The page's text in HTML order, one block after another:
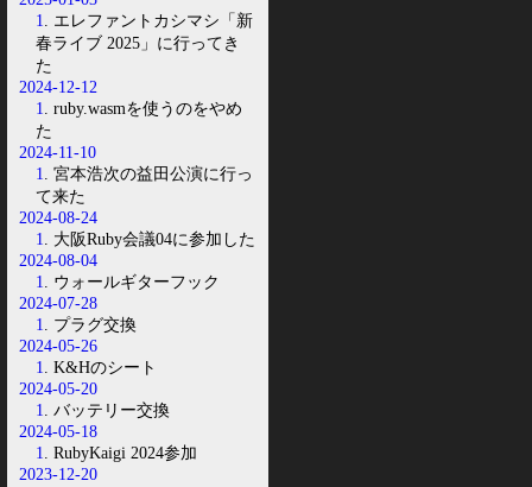
1
. エレファントカシマシ「新
春ライブ 2025」に行ってき
た
2024-12-12
1
. ruby.wasmを使うのをやめ
た
2024-11-10
1
. 宮本浩次の益田公演に行っ
て来た
2024-08-24
1
. 大阪Ruby会議04に参加した
2024-08-04
1
. ウォールギターフック
2024-07-28
1
. プラグ交換
2024-05-26
1
. K&Hのシート
2024-05-20
1
. バッテリー交換
2024-05-18
1
. RubyKaigi 2024参加
2023-12-20